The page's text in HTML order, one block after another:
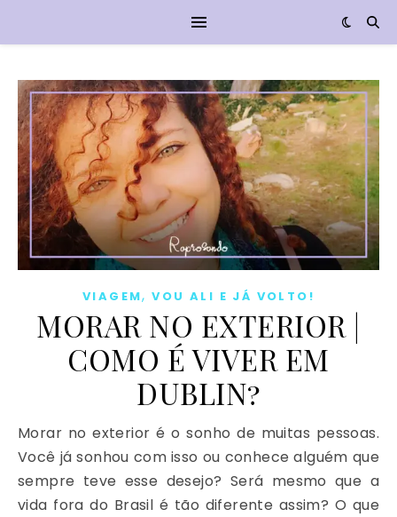
VIAGEM,VOU ALI E JÁ VOLTO!
MORAR NO EXTERIOR |
COMO É VIVER EM
DUBLIN?
Morar no exterior é o sonho de muitas pessoas.
Você já sonhou com isso ou conhece alguém que
sempre teve esse desejo? Será mesmo que a
vida fora do Brasil é tão diferente assim? O que